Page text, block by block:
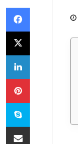
Facebook
X
LinkedIn
Pinterest
Skype
E-Posta ile paylaş